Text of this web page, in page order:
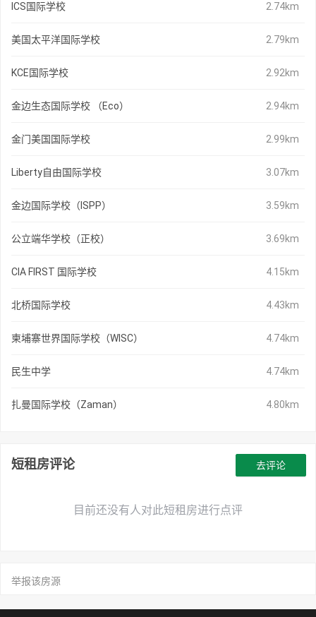
ICS国际学校 2.74km
美国太平洋国际学校 2.79km
KCE国际学校 2.92km
金边生态国际学校 （Eco） 2.94km
金门美国国际学校 2.99km
Liberty自由国际学校 3.07km
金边国际学校（ISPP） 3.59km
公立端华学校（正校） 3.69km
CIA FIRST 国际学校 4.15km
北桥国际学校 4.43km
柬埔寨世界国际学校（WISC） 4.74km
民生中学 4.74km
扎曼国际学校（Zaman） 4.80km
短租房评论
目前还没有人对此短租房进行点评
去评论
举报该房源